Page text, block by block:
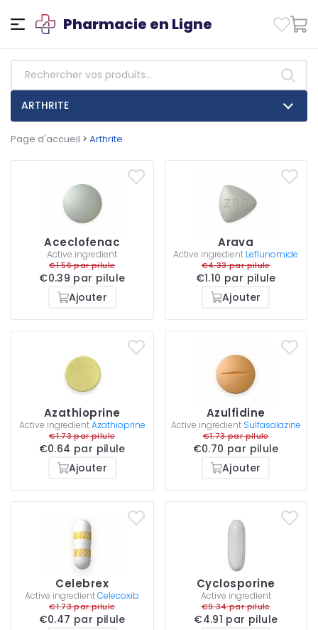
Pharmacie en Ligne
ARTHRITE
Page d'accueil > Arthrite
Aceclofenac
Active ingredient
€1.56 par pilule
€0.39 par pilule
Ajouter
Arava
Active ingredient Leflunomide
€4.33 par pilule
€1.10 par pilule
Ajouter
Azathioprine
Active ingredientAzathioprine
€1.73 par pilule
€0.64 par pilule
Ajouter
Azulfidine
Active ingredient Sulfasalazine
€1.73 par pilule
€0.70 par pilule
Ajouter
Celebrex
Active ingredientCelecoxib
€1.73 par pilule
€0.47 par pilule
Cyclosporine
Active ingredient
€9.34 par pilule
€4.91 par pilule